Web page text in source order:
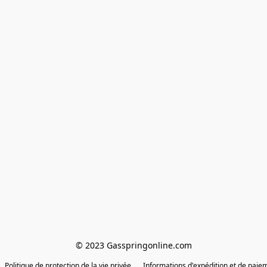
© 2023 Gasspringonline.com